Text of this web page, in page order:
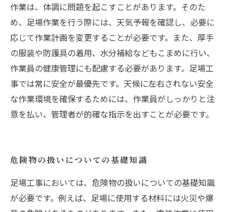
作業は、体調に問題を起こすことがあります。そのた
め、足場作業を行う際には、天気予報を確認し、必要に
応じて作業計画を変更することが必要です。また、厚手
の服装や防護具の着用、水分補給などもこまめに行い、
作業員の健康管理にも配慮する必要があります。足場工
事では常に安全が最優先です。天候に左右されない安全
な作業環境を確保するためには、作業員がしっかりと注
意を払い、管理者が的確な指示を出すことが必要です。
危険物の扱いについての基礎知識
足場工事においては、危険物の扱いについての基礎知識
が必要です。例えば、足場に使用する材料には火災や爆